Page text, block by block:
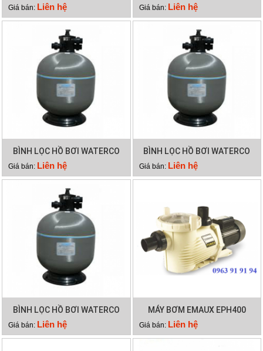
Giá bán: Liên hệ
100
Giá bán: Liên hệ
BÌNH LỌC HỒ BƠI WATERCO
S700
Giá bán: Liên hệ
BÌNH LỌC HỒ BƠI WATERCO
S900
Giá bán: Liên hệ
BÌNH LỌC HỒ BƠI WATERCO
S800
Giá bán: Liên hệ
MÁY BƠM EMAUX EPH400
Giá bán: Liên hệ